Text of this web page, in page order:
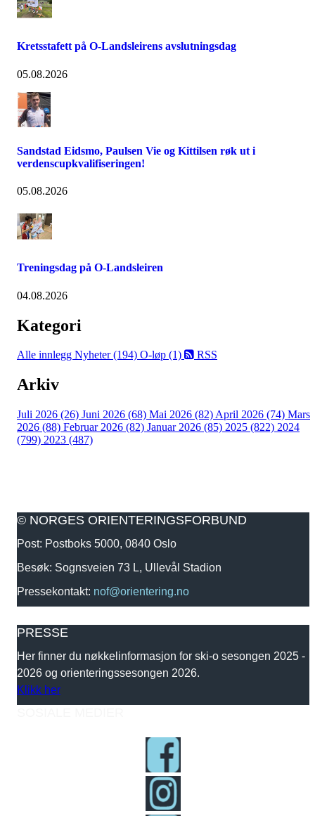
Kretsstafett på O-Landsleirens avslutningsdag
05.08.2026
Sandstad Eidsmo, Paulsen Vie og Kittilsen røk ut i
verdenscupkvalifiseringen!
05.08.2026
Treningsdag på O-Landsleiren
04.08.2026
Kategori
Alle innlegg Nyheter (194) O-løp (1) RSS
Arkiv
Juli 2026 (26) Juni 2026 (68) Mai 2026 (82) April 2026 (74) Mars
2026 (88) Februar 2026 (82) Januar 2026 (85) 2025 (822) 2024
(799) 2023 (487)
© NORGES ORIENTERINGSFORBUND
Post: Postboks 5000, 0840 Oslo
Besøk: Sognsveien 73 L, Ullevål Stadion
Pressekontakt: nof@orientering.no
PRESSE
Her finner du nøkkelinformasjon for ski-o sesongen 2025 -
2026 og orienteringssesongen 2026.
Klikk her